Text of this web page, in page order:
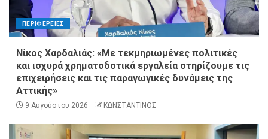
ΠΕΡΙΦΕΡΕΙΕΣ
Νίκος Χαρδαλιάς: «Με τεκμηριωμένες πολιτικές
και ισχυρά χρηματοδοτικά εργαλεία στηρίζουμε τις
επιχειρήσεις και τις παραγωγικές δυνάμεις της
Αττικής»
9 Αυγούστου 2026 ΚΩΝΣΤΑΝΤΙΝΟΣ